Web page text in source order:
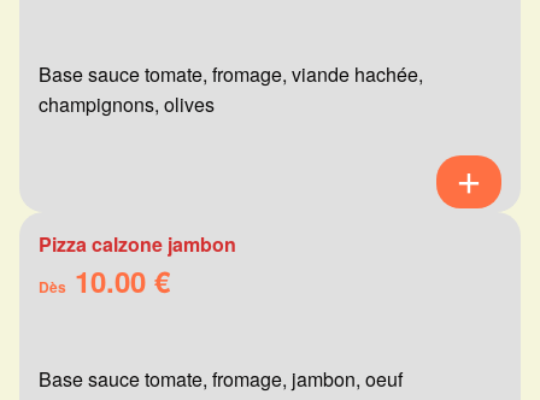
Base sauce tomate, fromage, viande hachée,
champignons, olives
Pizza calzone jambon
Dès 10.00 €
Base sauce tomate, fromage, jambon, oeuf